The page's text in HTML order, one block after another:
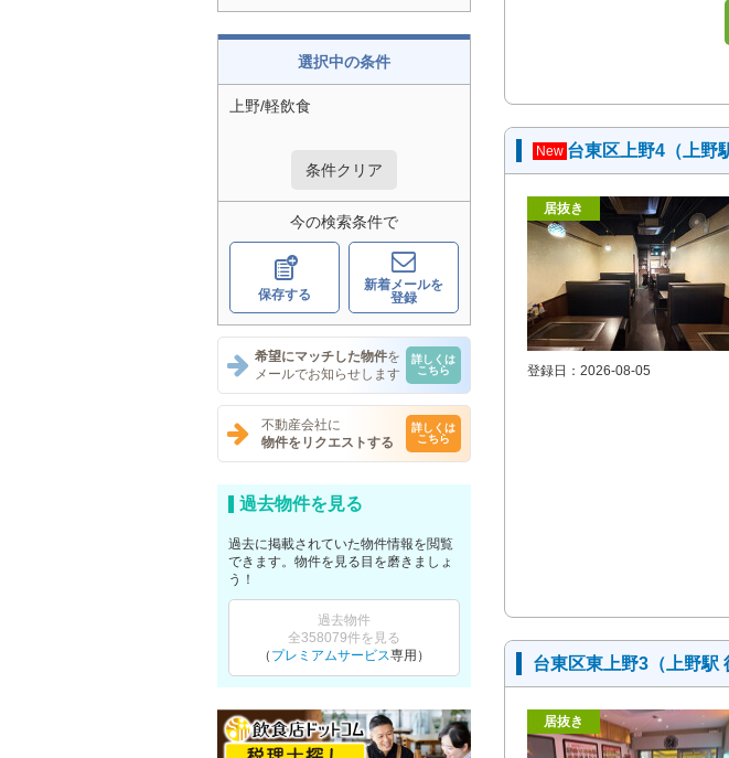
選択中の条件
上野/軽飲食
条件クリア
今の検索条件で
保存する
新着メールを
登録
希望にマッチした物件を
メールでお知らせします
詳しくは
こちら
不動産会社に
物件をリクエストする
詳しくは
こちら
過去物件を見る
過去に掲載されていた物件情報を閲覧
できます。物件を見る目を磨きましょ
う！
過去物件
全358079件を見る
（ プレミアムサービス専用）
New 台東区上野4（上野
居抜き
登録日：2026-08-05
台東区東上野3（上野駅
居抜き